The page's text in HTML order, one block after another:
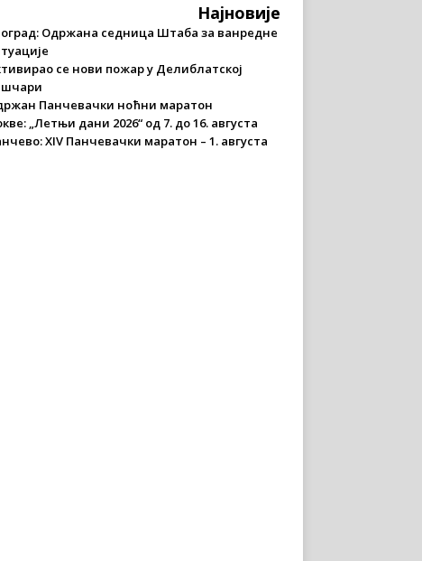
Најновије
Одржана седница Штаба за ванредне
се нови пожар у Делиблатској
Панчевачки ноћни маратон
„Летњи дани 2026“ од 7. до 16. августа
XIV Панчевачки маратон – 1. августа